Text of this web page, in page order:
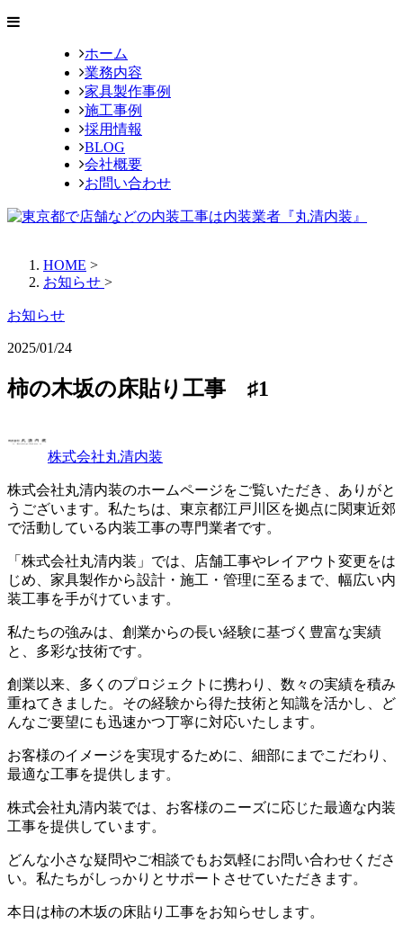
ホーム
業務内容
家具製作事例
施工事例
採用情報
BLOG
会社概要
お問い合わせ
HOME >
お知らせ >
お知らせ
2025/01/24
柿の木坂の床貼り工事 ♯1
株式会社丸清内装
株式会社丸清内装のホームページをご覧いただき、ありがと
うございます。私たちは、東京都江戸川区を拠点に関東近郊
で活動している内装工事の専門業者です。
「株式会社丸清内装」では、店舗工事やレイアウト変更をは
じめ、家具製作から設計・施工・管理に至るまで、幅広い内
装工事を手がけています。
私たちの強みは、創業からの長い経験に基づく豊富な実績
と、多彩な技術です。
創業以来、多くのプロジェクトに携わり、数々の実績を積み
重ねてきました。その経験から得た技術と知識を活かし、ど
んなご要望にも迅速かつ丁寧に対応いたします。
お客様のイメージを実現するために、細部にまでこだわり、
最適な工事を提供します。
株式会社丸清内装では、お客様のニーズに応じた最適な内装
工事を提供しています。
どんな小さな疑問やご相談でもお気軽にお問い合わせくださ
い。私たちがしっかりとサポートさせていただきます。
本日は柿の木坂の床貼り工事をお知らせします。